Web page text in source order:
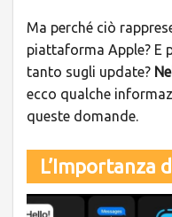
Ma perché ciò
piattaforma Apple? E
tanto sugli update?
ecco qualche
queste domande.
L’Importanza